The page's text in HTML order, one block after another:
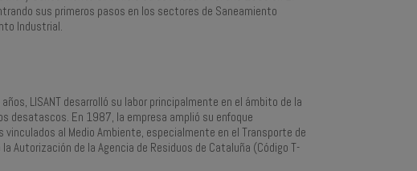
sus primeros pasos en los sectores de Saneamiento
Industrial.
LISANT desarrolló su labor principalmente en el ámbito de la
desatascos. En 1987, la empresa amplió su enfoque
vinculados al Medio Ambiente, especialmente en el Transporte de
Autorización de la Agencia de Residuos de Cataluña (Código T-